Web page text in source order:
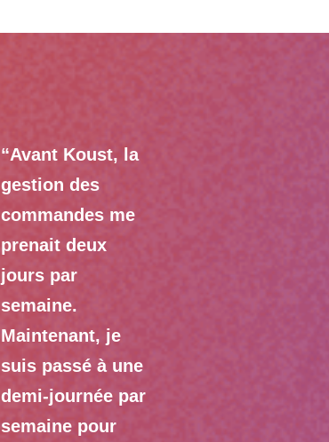
“Avant Koust, la
gestion des
commandes me
prenait deux
jours par
semaine.
Maintenant, je
suis passé à une
demi-journée par
semaine pour